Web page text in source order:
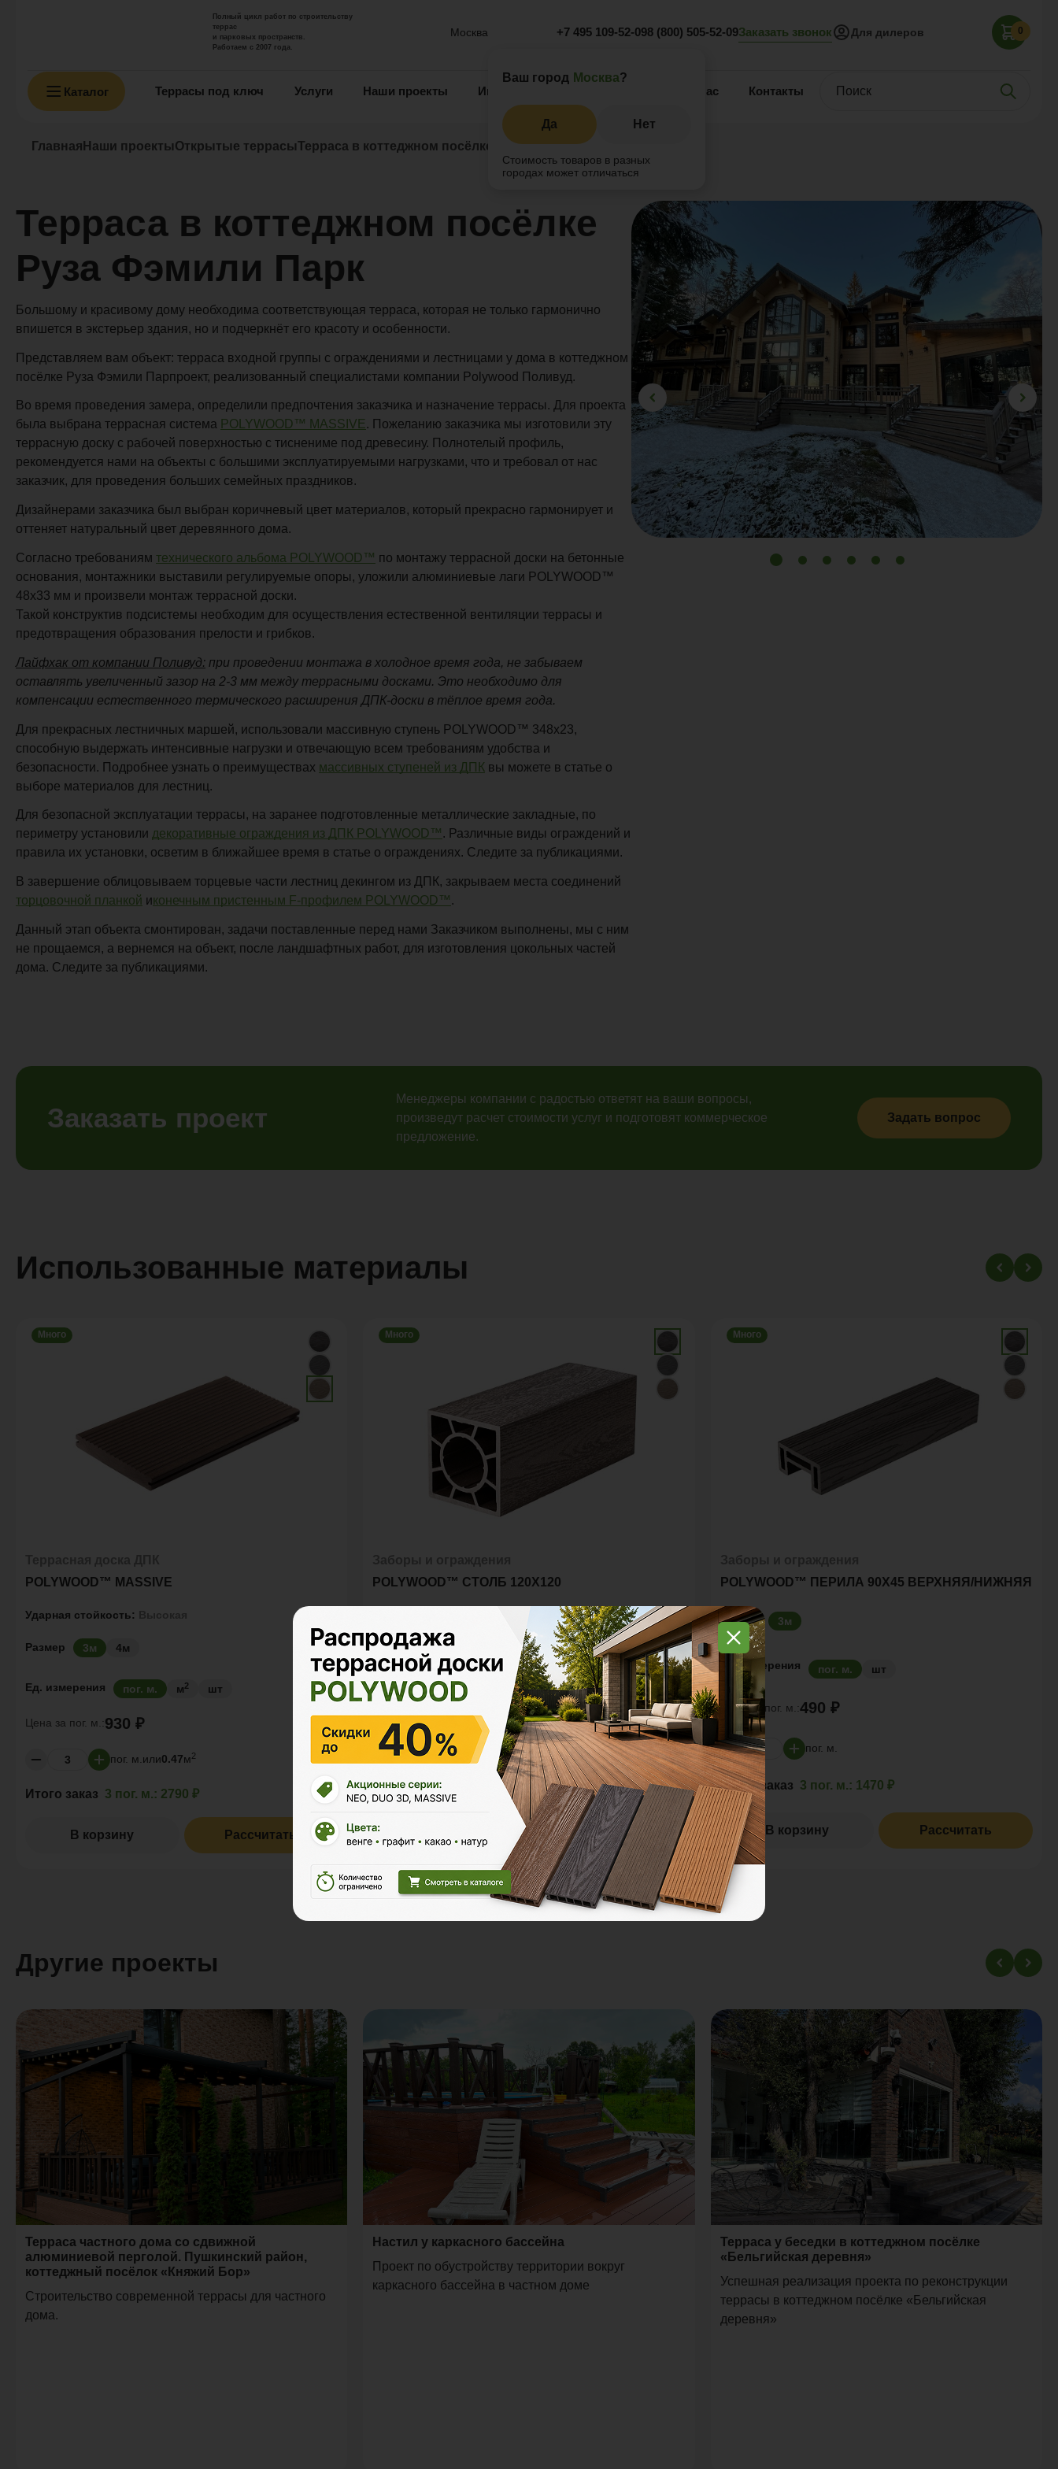
Полный цикл работ по строительству
террас
и парковых пространств.
Работаем с 2007 года.
Москва
Ваш город Москва?
Да Нет
Стоимость товаров в разных
городах может отличаться
+7 495 109-52-098 (800) 505-52-09Заказать звонок Для дилеров 0
Каталог Террасы под ключ Услуги Наши проекты Информация О нас Контакты
Главная Наши проектыОткрытые террасыТерраса в коттеджном посёлке Руза Фэмили Парк
Терраса в коттеджном посёлке
Руза Фэмили Парк
Большому и красивому дому необходима соответствующая терраса, которая не только гармонично
впишется в экстерьер здания, но и подчеркнёт его красоту и особенности.
Представляем вам объект: терраса входной группы с ограждениями и лестницами у дома в коттеджном
посёлке Руза Фэмили Парпроект, реализованный специалистами компании Polywood Поливуд.
Во время проведения замера, определили предпочтения заказчика и назначение террасы. Для проекта
была выбрана террасная система POLYWOOD™ MASSIVE. Пожеланию заказчика мы изготовили эту
террасную доску с рабочей поверхностью с тиснениме под древесину. Полнотелый профиль,
рекомендуется нами на объекты с большими эксплуатируемыми нагрузками, что и требовал от нас
заказчик, для проведения больших семейных праздников.
Дизайнерами заказчика был выбран коричневый цвет материалов, который прекрасно гармонирует и
оттеняет натуральный цвет деревянного дома.
Согласно требованиям технического альбома POLYWOOD™ по монтажу террасной доски на бетонные
основания, монтажники выставили регулируемые опоры, уложили алюминиевые лаги POLYWOOD™
48х33 мм и произвели монтаж террасной доски.
Такой конструктив подсистемы необходим для осуществления естественной вентиляции террасы и
предотвращения образования прелости и грибков.
Лайфхак от компании Поливуд: при проведении монтажа в холодное время года, не забываем
оставлять увеличенный зазор на 2-3 мм между террасными досками. Это необходимо для
компенсации естественного термического расширения ДПК-доски в тёплое время года.
Для прекрасных лестничных маршей, использовали массивную ступень POLYWOOD™ 348х23,
способную выдержать интенсивные нагрузки и отвечающую всем требованиям удобства и
безопасности. Подробнее узнать о преимуществах массивных ступеней из ДПК вы можете в статье о
выборе материалов для лестниц.
Для безопасной эксплуатации террасы, на заранее подготовленные металлические закладные, по
периметру установили декоративные ограждения из ДПК POLYWOOD™ . Различные виды ограждений и
правила их установки, осветим в ближайшее время в статье о ограждениях. Следите за публикациями.
В завершение облицовываем торцевые части лестниц декингом из ДПК, закрываем места соединений
торцовочной планкой иконечным пристенным F-профилем POLYWOOD™ .
Данный этап объекта смонтирован, задачи поставленные перед нами Заказчиком выполнены, мы с ним
не прощаемся, а вернемся на объект, после ландшафтных работ, для изготовления цокольных частей
дома. Следите за публикациями.
Заказать проект
Менеджеры компании с радостью ответят на ваши вопросы,
произведут расчет стоимости услуг и подготовят коммерческое
предложение.
Задать вопрос
Использованные материалы
Много
POLYWOOD™ MASSIVE
Ударная стойкость:
Размер 3м 4м
Ед. измерения пог. м. м2 шт
Цена за пог. м.:930 ₽
пог. м.или0.47м2
Итого заказ 3 пог. м.: 2790 ₽
В корзину Рассчитать
Много
POLYWOOD™ СТОЛБ 120Х120
Ед. измерения пог. м. шт
пог. м.
Итого заказ 4 пог. м.: 6680 ₽
Рассчитать
Много
POLYWOOD™ ПЕРИЛА 90Х45 ВЕРХНЯЯ/НИЖНЯЯ
Размер 3м
Ед. измерения пог. м. шт
Цена за пог. м.:490 ₽
пог. м.
Итого заказ 3 пог. м.: 1470 ₽
В корзину Рассчитать
Другие проекты
Терраса частного дома со сдвижной
алюминиевой перголой. Пушкинский район,
коттеджный посёлок «Княжий Бор»
Строительство современной террасы для частного
дома.
Настил у каркасного бассейна
Проект по обустройству территории вокруг
каркасного бассейна в частном доме
Терраса у беседки в коттеджном посёлке
«Бельгийская деревня»
Успешная реализация проекта по реконструкции
террасы в коттеджном посёлке «Бельгийская
деревня»